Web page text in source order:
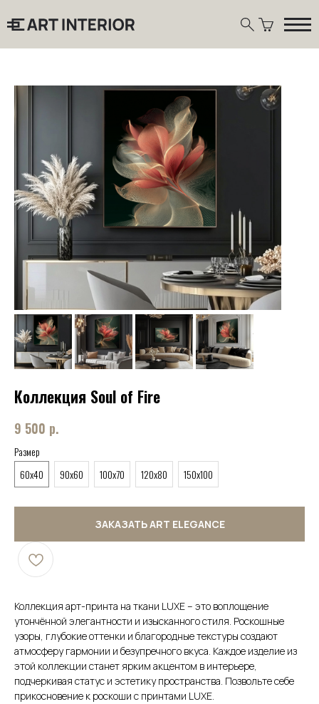
Коллекция Soul of Fire
9 500 р.
Размер
60x40
90x60 100x70 120x80 150x100
ЗАКАЗАТЬ ART ELEGANCE
Коллекция арт-принта на ткани LUXE – это воплощение
утончённой элегантности и изысканного стиля. Роскошные
узоры, глубокие оттенки и благородные текстуры создают
атмосферу гармонии и безупречного вкуса. Каждое изделие из
этой коллекции станет ярким акцентом в интерьере,
подчеркивая статус и эстетику пространства. Позвольте себе
прикосновение к роскоши с принтами LUXE.